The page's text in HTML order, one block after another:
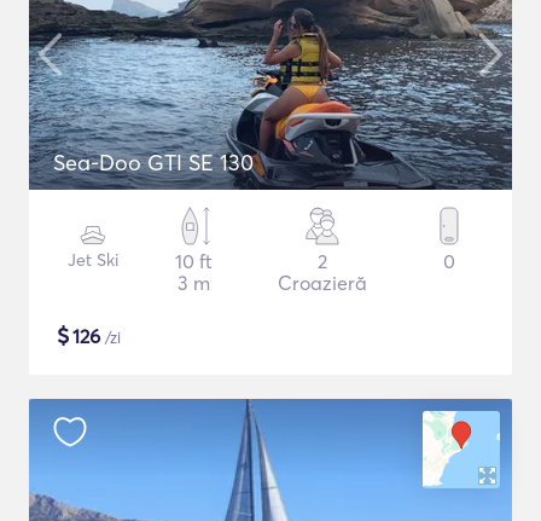
Sea-Doo GTI SE 130
Jet Ski
10 ft
3 m
2
Croazieră
0
$126 /zi